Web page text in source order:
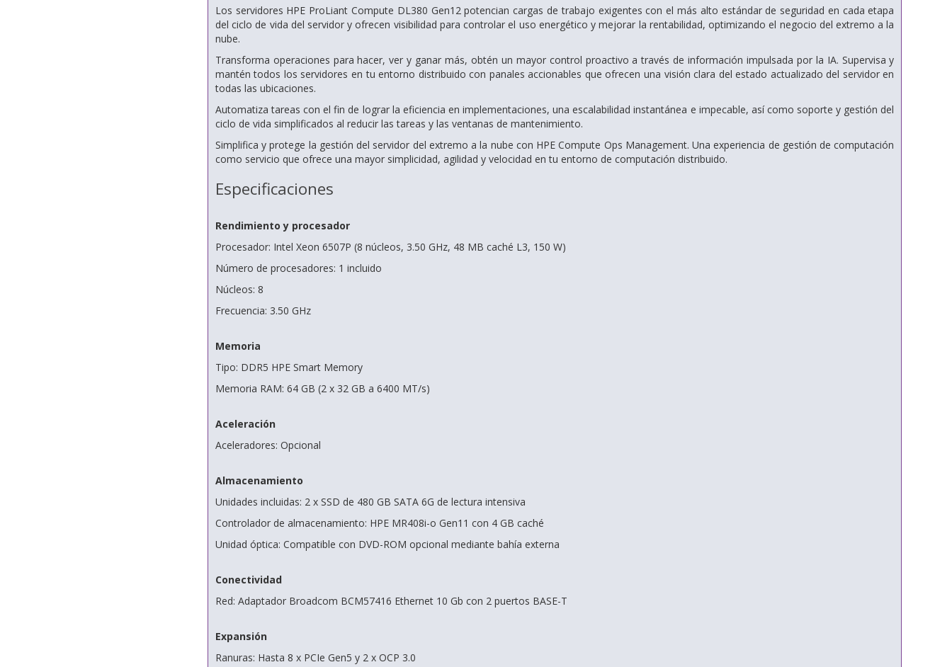
Los servidores HPE ProLiant Compute DL380 Gen12 potencian cargas de trabajo exigentes con el más alto estándar de seguridad en cada etapa
del ciclo de vida del servidor y ofrecen visibilidad para controlar el uso energético y mejorar la rentabilidad, optimizando el negocio del extremo a la
nube.
Transforma operaciones para hacer, ver y ganar más, obtén un mayor control proactivo a través de información impulsada por la IA. Supervisa y
mantén todos los servidores en tu entorno distribuido con panales accionables que ofrecen una visión clara del estado actualizado del servidor en
todas las ubicaciones.
Automatiza tareas con el fin de lograr la eficiencia en implementaciones, una escalabilidad instantánea e impecable, así como soporte y gestión del
ciclo de vida simplificados al reducir las tareas y las ventanas de mantenimiento.
Simplifica y protege la gestión del servidor del extremo a la nube con HPE Compute Ops Management. Una experiencia de gestión de computación
como servicio que ofrece una mayor simplicidad, agilidad y velocidad en tu entorno de computación distribuido.
Especificaciones
Rendimiento y procesador
Procesador: Intel Xeon 6507P (8 núcleos, 3.50 GHz, 48 MB caché L3, 150 W)
Número de procesadores: 1 incluido
Núcleos: 8
Frecuencia: 3.50 GHz
Memoria
Tipo: DDR5 HPE Smart Memory
Memoria RAM: 64 GB (2 x 32 GB a 6400 MT/s)
Aceleración
Aceleradores: Opcional
Almacenamiento
Unidades incluidas: 2 x SSD de 480 GB SATA 6G de lectura intensiva
Controlador de almacenamiento: HPE MR408i-o Gen11 con 4 GB caché
Unidad óptica: Compatible con DVD-ROM opcional mediante bahía externa
Conectividad
Red: Adaptador Broadcom BCM57416 Ethernet 10 Gb con 2 puertos BASE-T
Expansión
Ranuras: Hasta 8 x PCIe Gen5 y 2 x OCP 3.0